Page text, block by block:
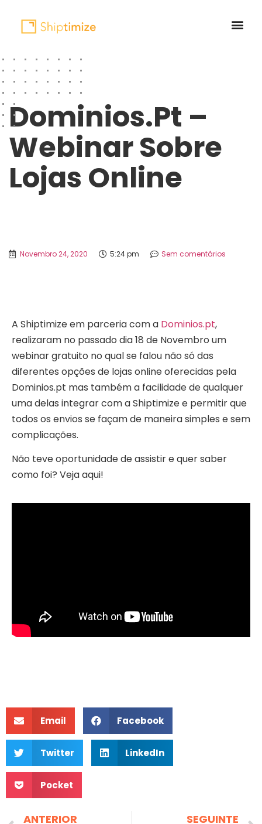
Dominios.pt –
Webinar Sobre
Lojas Online
Novembro 24, 2020 5:24 pm Sem comentários
A Shiptimize em parceria com a Dominios.pt,
realizaram no passado dia 18 de Novembro um
webinar gratuito no qual se falou não só das
diferentes opções de lojas online oferecidas pela
Dominios.pt mas também a facilidade de qualquer
uma delas integrar com a Shiptimize e permitir que
todos os envios se façam de maneira simples e sem
complicações.
Não teve oportunidade de assistir e quer saber
como foi? Veja aqui!
Email Facebook
Twitter LinkedIn
Pocket
ANTERIOR SEGUINTE